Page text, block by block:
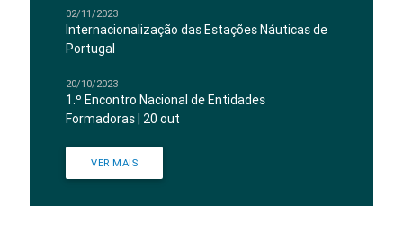
02/11/2023
Internacionalização das Estações Náuticas de
Portugal
20/10/2023
1.º Encontro Nacional de Entidades
Formadoras | 20 out
VER MAIS